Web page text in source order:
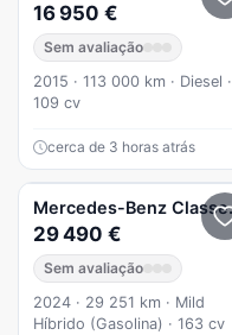
16 950 €
Sem avaliação
2015 · 113 000 km · Diesel ·
109 cv
cerca de 3 horas atrás
Mercedes-Benz Classe A
29 490 €
Sem avaliação
2024 · 29 251 km · Mild
Híbrido (Gasolina) · 163 cv